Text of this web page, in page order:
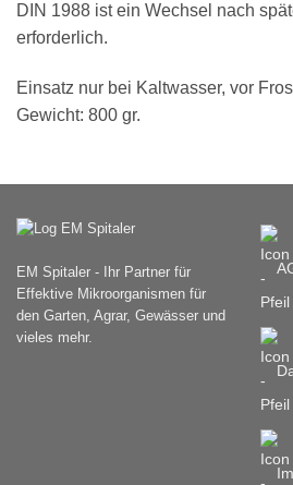
DIN 1988 ist ein Wechsel nach
erforderlich.
Einsatz nur bei Kaltwasser, vor
Gewicht: 800 gr.
EM Spitaler - Ihr Partner für
Effektive Mikroorganismen für
den Garten, Agrar, Gewässer und
vieles mehr.